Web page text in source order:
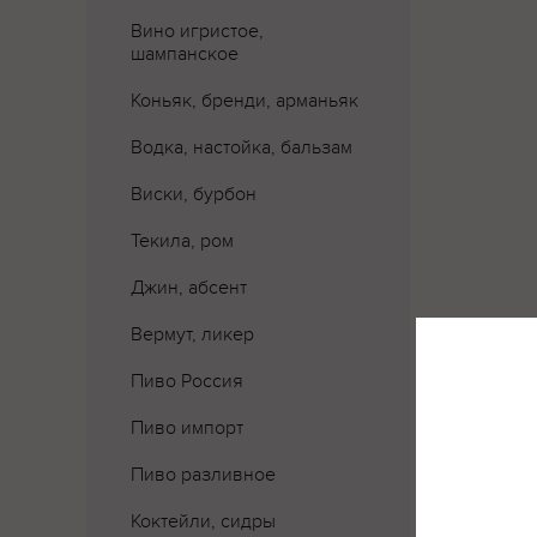
Вино игристое,
шампанское
Коньяк, бренди, арманьяк
Водка, настойка, бальзам
Виски, бурбон
Текила, ром
Джин, абсент
Вермут, ликер
Пиво Россия
Пиво импорт
Пиво разливное
Коктейли, сидры